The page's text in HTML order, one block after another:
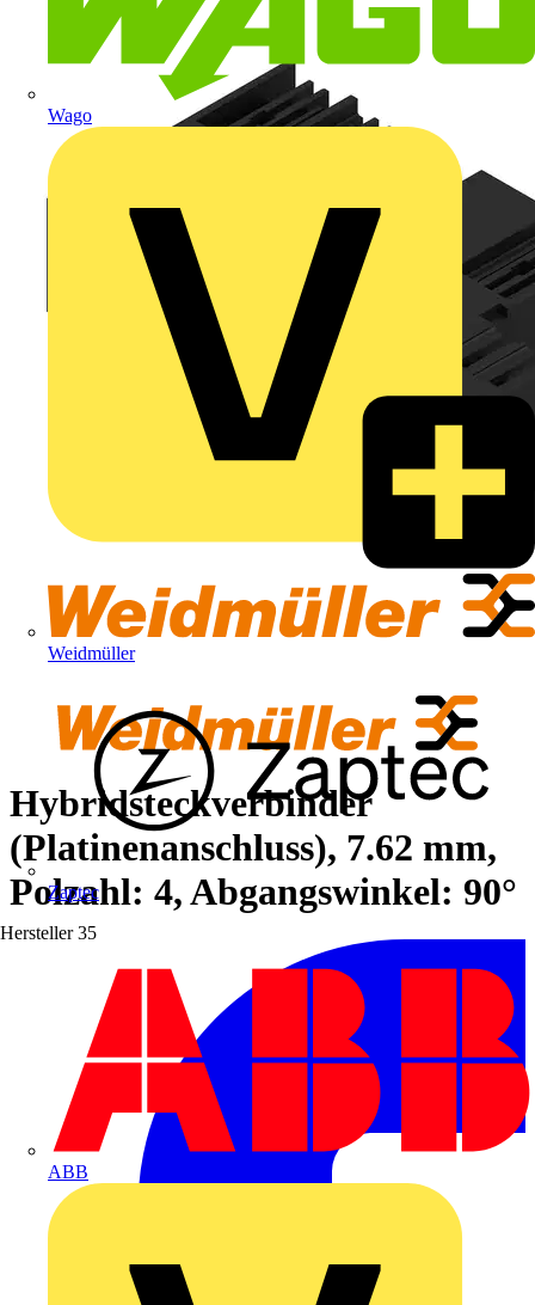
Wago
Weidmüller
Zaptec
Hersteller 35
ABB
Hybridsteckverbinder
(Platinenanschluss), 7.62 mm,
Polzahl: 4, Abgangswinkel: 90°